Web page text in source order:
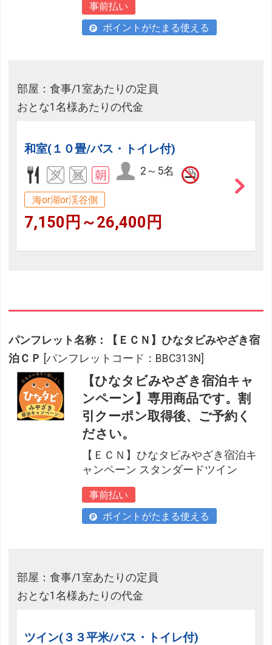
事前払い
ポイントがたまる使える
部屋：食事/1室あたりの定員
おとな1名様あたりの代金
和室(１０畳/バス・トイレ付)
2～5名
海or湖or渓谷側
7,150円～26,400円
パンフレット名称：【ＥＣＮ】ひなタビみやざき宿
泊ＣＰ [パンフレットコード：BBC313N]
【ひなタビみやざき宿泊キャ
ンペーン】専用商品です。割
引クーポン取得後、ご予約く
ださい。
【ＥＣＮ】ひなタビみやざき宿泊キ
ャンペーン スタンダードツイン
事前払い
ポイントがたまる使える
部屋：食事/1室あたりの定員
おとな1名様あたりの代金
ツイン(３３平米/バス・トイレ付)